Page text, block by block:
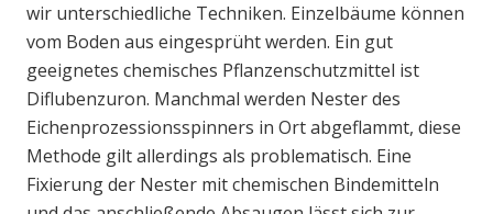
wir unterschiedliche Techniken. Einzelbäume können
vom Boden aus eingesprüht werden. Ein gut
geeignetes chemisches Pflanzenschutzmittel ist
Diflubenzuron. Manchmal werden Nester des
Eichenprozessionsspinners in Ort abgeflammt, diese
Methode gilt allerdings als problematisch. Eine
Fixierung der Nester mit chemischen Bindemitteln